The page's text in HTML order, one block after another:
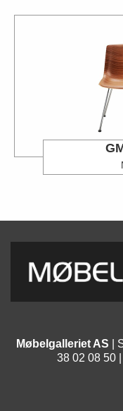
Møbelgalleriet AS |
38 02 08 50 |